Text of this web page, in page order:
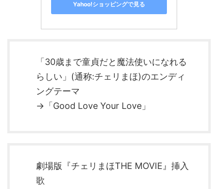
Yahoo!ショッピングで見る
「30歳まで童貞だと魔法使いになれる
らしい」(通称:チェリまほ)のエンディ
ングテーマ
→「Good Love Your Love」
劇場版『チェリまほTHE MOVIE』挿入
歌